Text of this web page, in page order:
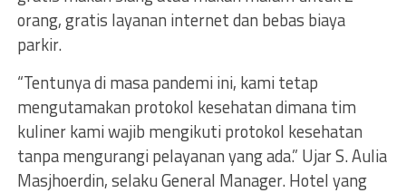
orang, gratis layanan internet dan bebas biaya
parkir.
“Tentunya di masa pandemi ini, kami tetap
mengutamakan protokol kesehatan dimana tim
kuliner kami wajib mengikuti protokol kesehatan
tanpa mengurangi pelayanan yang ada.” Ujar S. Aulia
Masjhoerdin, selaku General Manager. Hotel yang